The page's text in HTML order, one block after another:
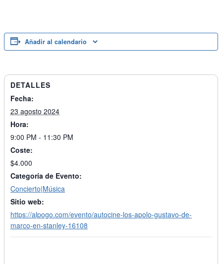
Añadir al calendario
DETALLES
Fecha:
23 agosto 2024
Hora:
9:00 PM - 11:30 PM
Coste:
$4.000
Categoría de Evento:
Concierto|Música
Sitio web:
https://alpogo.com/evento/autocine-los-apolo-gustavo-de-
marco-en-stanley-16108